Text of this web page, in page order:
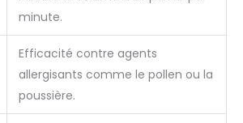
minute.
Efficacité contre agents
allergisants comme le pollen ou la
poussière.